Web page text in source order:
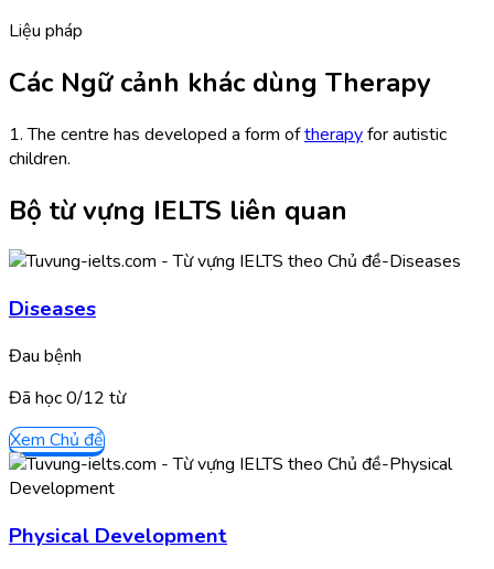
Liệu pháp
Các Ngữ cảnh khác dùng Therapy
1. The centre has developed a form oftherapyfor autistic
children.
Bộ từ vựng IELTS liên quan
Diseases
Đau bệnh
Đã học0/12 từ
Xem Chủ đề
Physical Development